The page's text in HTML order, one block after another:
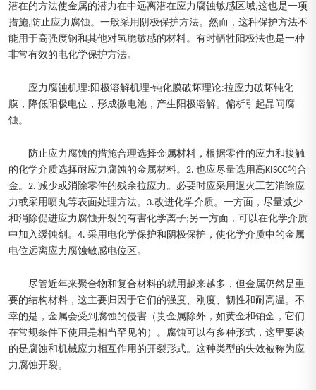
潜在的方法使金属的潜力在中远离潜在应力腐蚀敏感区域,这也是一项
措施,防止应力腐蚀。一般采用阴极保护方法。然而，这种保护方法不
能用于高强度钢和其他对氢脆敏感的材料。有时牺牲阳极法也是一种
非常有效的电化学保护方法。
应力腐蚀机理:阳极溶解机理-钝化膜破坏理论:拉应力破坏钝化
膜，降低阳极电位，形成微电池，产生阳极溶解。偏析引起晶间腐
蚀。
防止应力腐蚀的措施合理选择金属材料，根据零件的应力和接触
的化学介质选择耐应力腐蚀的金属材料。2. 也应尽量选用高KISCC的合
金。2. 减少或消除零件的残余拉应力。必要时应采用退火工艺消除应
力或采用喷丸等表面处理方法。3.改进化学介质。一方面，尽量减少
和消除促进应力腐蚀开裂的有害化学离子;另一方面，可以在化学介质
中加入缓蚀剂。4. 采用电化学保护和阴极保护，使化学介质中的金属
电位远离应力腐蚀敏感电位区。
尽管近年来聚合物和复合材料的就用越来越多，但金属仍然是重
要的结构材料，这主要归因于它们的强度、刚度、韧性和耐高温。不
幸的是，金属会受到腐蚀的侵害（贵金属除外，如黄金和铂金，它们
在常规条件下使用是相当罕见的）。腐蚀可以有多种形式，这里要谈
的是腐蚀和机械应力相互作用的开裂形式。这种类型的失效被称为应
力腐蚀开裂。